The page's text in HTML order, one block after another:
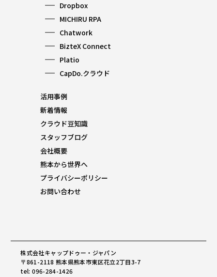
Dropbox
MICHIRU RPA
Chatwork
BizteX Connect
Platio
CapDo.クラウド
活用事例
新着情報
クラウド豆知識
スタッフブログ
会社概要
熊本から世界へ
プライバシーポリシー
お問い合わせ
株式会社キャップドゥー・ジャパン
〒861-2118 熊本県熊本市東区花立2丁目3-7
tel: 096-284-1426